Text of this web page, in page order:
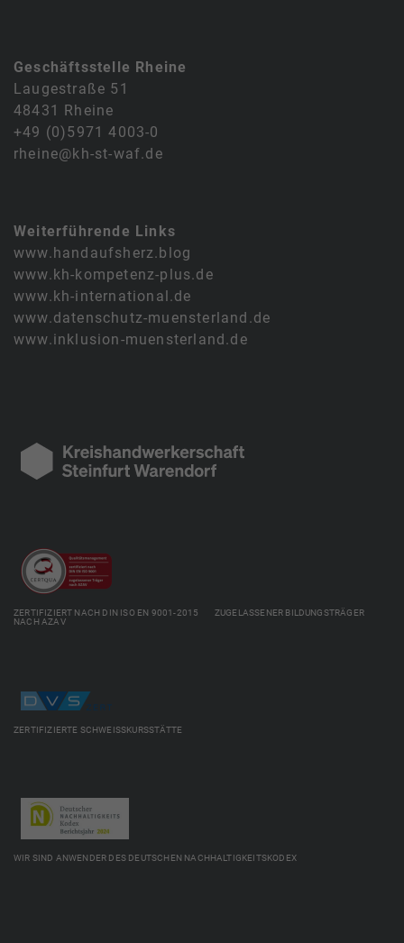
Geschäftsstelle Rheine
Laugestraße 51
48431 Rheine
+49 (0)5971 4003-0
rheine@kh-st-waf.de
Weiterführende Links
www.handaufsherz.blog
www.kh-kompetenz-plus.de
www.kh-international.de
www.datenschutz-muensterland.de
www.inklusion-muensterland.de
ZERTIFIZIERT NACH DIN ISO EN 9001-2015 ZUGELASSENER BILDUNGSTRÄGER
NACH AZAV
ZERTIFIZIERTE SCHWEISSKURSSTÄTTE
WIR SIND ANWENDER DES DEUTSCHEN NACHHALTIGKEITSKODEX